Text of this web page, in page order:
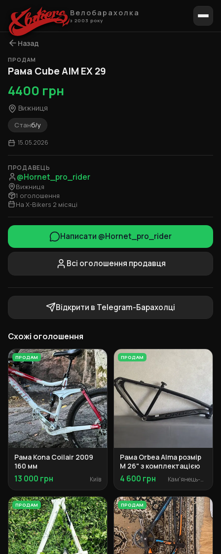
Велобарахолка
з 2003 року
Назад
ПРОДАМ
Рама Cube AIM EX 29
4400 грн
Вижниця
Станб/у
15.05.2026
ПРОДАВЕЦЬ
@Hornet_pro_rider
Вижниця
1 оголошення
На X-Bikers 2 місяці
Написати @Hornet_pro_rider
Всі оголошення продавця
Відкрити в Telegram-Барахолці
Схожі оголошення
ПРОДАМ
Рама Kona Coilair 2009
160 мм
13 000 грн Київ
ПРОДАМ
Рама Orbea Alma розмір
M 26" з комплектацією
4 600 грн Кам'янець-Подільський
ПРОДАМ ПРОДАМ